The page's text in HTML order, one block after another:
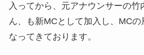
入ってから、元アナウンサーの竹
ん、も新MCとして加入し、MCの
なってきております。